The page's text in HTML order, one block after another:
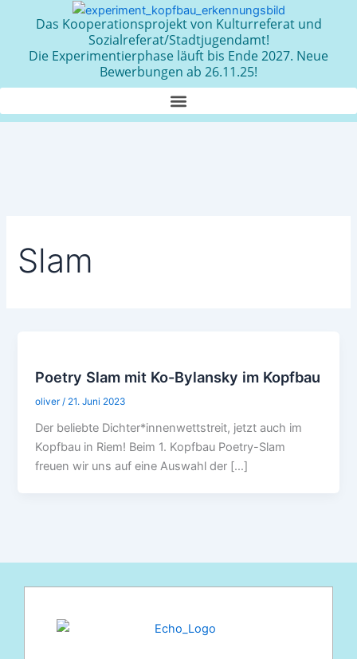
Das Kooperationsprojekt von Kulturreferat und
Sozialreferat/Stadtjugendamt!
Die Experimentierphase läuft bis Ende 2027. Neue
Bewerbungen ab 26.11.25!
Slam
Poetry Slam mit Ko-Bylansky im Kopfbau
oliver/ 21. Juni 2023
Der beliebte Dichter*innenwettstreit, jetzt auch im
Kopfbau in Riem! Beim 1. Kopfbau Poetry-Slam
freuen wir uns auf eine Auswahl der […]